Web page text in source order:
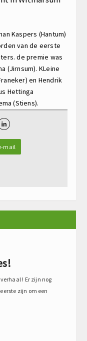
Kaspers (Hantum)
van de eerste
de premie was
(Jirnsum). KLeine
en Hendrik
Hettinga
(Stiens).

mail
! Er zijn nog
zijn om een